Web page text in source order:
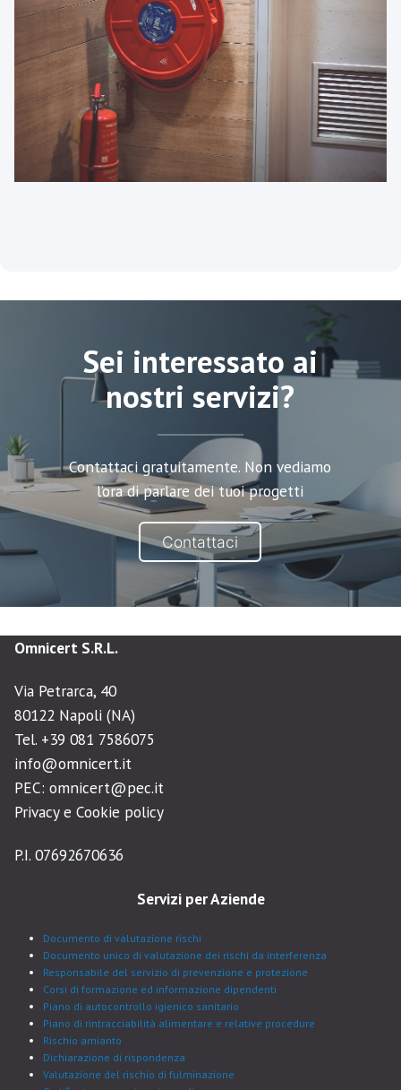
Sei interessato ai
nostri servizi?
Contattaci gratuitamente. Non vediamo
l’ora di parlare dei tuoi progetti
Contattaci
Omnicert S.R.L.
Via Petrarca, 40
80122 Napoli (NA)
Tel. +39 081 7586075
info@omnicert.it
PEC: omnicert@pec.it
Privacy e Cookie policy
P.I. 07692670636
Servizi per Aziende
Documento di valutazione rischi
Documento unico di valutazione dei rischi da interferenza
Responsabile del servizio di prevenzione e protezione
Corsi di formazione ed informazione dipendenti
Piano di autocontrollo igienico sanitario
Piano di rintracciabilità alimentare e relative procedure
Rischio amianto
Dichiarazione di rispondenza
Valutazione del rischio di fulminazione